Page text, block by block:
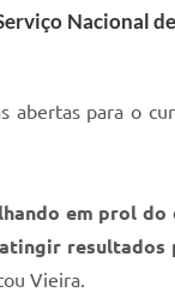
Nacional
abertas para o
em prol do
atingir
Vieira.